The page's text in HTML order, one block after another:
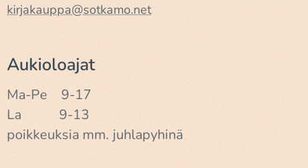
kirjakauppa@sotkamo.net
Aukioloajat
Ma-Pe 9-17
La 9-13
poikkeuksia mm. juhlapyhinä